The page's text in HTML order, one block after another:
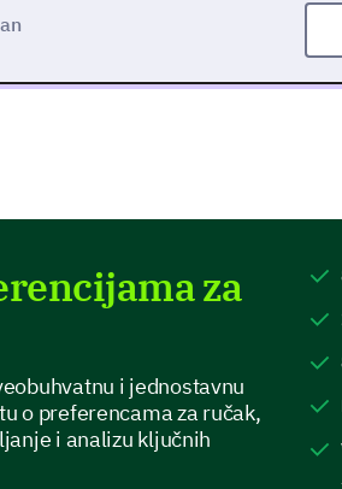
specify):
za
i jednostavnu
o preferencama za ručak,
i analizu ključnih